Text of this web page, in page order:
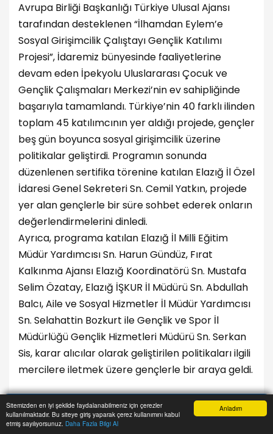
Anladım
Sitemizden en iyi şekilde faydalanabilmeniz için çerezler
kullanılmaktadır. Bu siteye giriş yaparak çerez kullanımını kabul
etmiş sayılıyorsunuz. Daha Fazla Bilgi Al
Avrupa Birliği Başkanlığı Türkiye Ulusal Ajansı
tarafından desteklenen “İlhamdan Eylem’e
Sosyal Girişimcilik Çalıştayı Gençlik Katılımı
Projesi”, İdaremiz bünyesinde faaliyetlerine
devam eden İpekyolu Uluslararası Çocuk ve
Gençlik Çalışmaları Merkezi’nin ev sahipliğinde
başarıyla tamamlandı. Türkiye’nin 40 farklı ilinden
toplam 45 katılımcının yer aldığı projede, gençler
beş gün boyunca sosyal girişimcilik üzerine
politikalar geliştirdi. Programın sonunda
düzenlenen sertifika törenine katılan Elazığ İl Özel
İdaresi Genel Sekreteri Sn. Cemil Yatkın, projede
yer alan gençlerle bir süre sohbet ederek onların
değerlendirmelerini dinledi.
Ayrıca, programa katılan Elazığ İl Milli Eğitim
Müdür Yardımcısı Sn. Harun Gündüz, Fırat
Kalkınma Ajansı Elazığ Koordinatörü Sn. Mustafa
Selim Özatay, Elazığ İŞKUR İl Müdürü Sn. Abdullah
Balcı, Aile ve Sosyal Hizmetler İl Müdür Yardımcısı
Sn. Selahattin Bozkurt ile Gençlik ve Spor İl
Müdürlüğü Gençlik Hizmetleri Müdürü Sn. Serkan
Sis, karar alıcılar olarak geliştirilen politikaları ilgili
mercilere iletmek üzere gençlerle bir araya geldi.
Anasayfa Yazarlar Haber Ara İhbar Hattı Menu